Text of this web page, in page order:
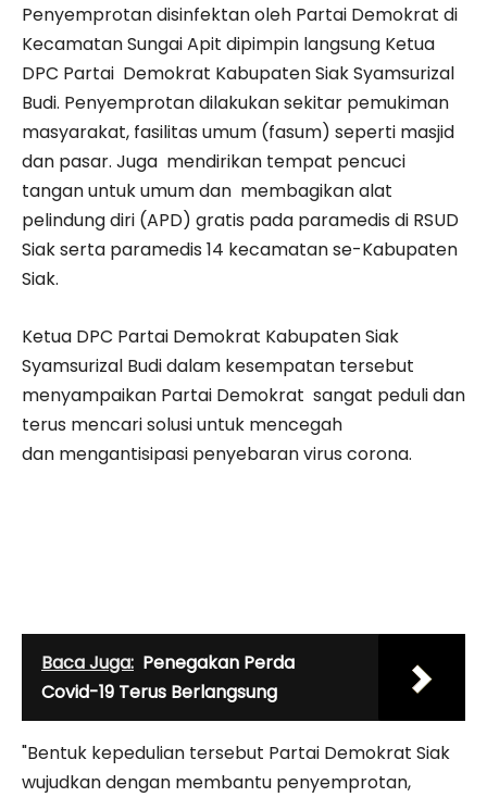
Penyemprotan disinfektan oleh Partai Demokrat di
Kecamatan Sungai Apit dipimpin langsung Ketua
DPC Partai Demokrat Kabupaten Siak Syamsurizal
Budi. Penyemprotan dilakukan sekitar pemukiman
masyarakat, fasilitas umum (fasum) seperti masjid
dan pasar. Juga mendirikan tempat pencuci
tangan untuk umum dan membagikan alat
pelindung diri (APD) gratis pada paramedis di RSUD
Siak serta paramedis 14 kecamatan se-Kabupaten
Siak.
Ketua DPC Partai Demokrat Kabupaten Siak
Syamsurizal Budi dalam kesempatan tersebut
menyampaikan Partai Demokrat sangat peduli dan
terus mencari solusi untuk mencegah
dan mengantisipasi penyebaran virus corona.
Baca Juga: Penegakan Perda
Covid-19 Terus Berlangsung
"Bentuk kepedulian tersebut Partai Demokrat Siak
wujudkan dengan membantu penyemprotan,